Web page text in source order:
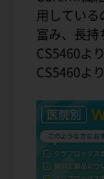
用してい
富み、長
CS5460よ
CS5460よ